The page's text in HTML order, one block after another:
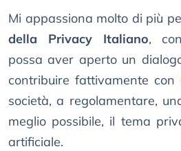
Mi appassiona molto di più
della Privacy Italiano,
possa aver aperto un
contribuire fattivamente con
società, a regolamentare,
meglio possibile, il tema
artificiale.